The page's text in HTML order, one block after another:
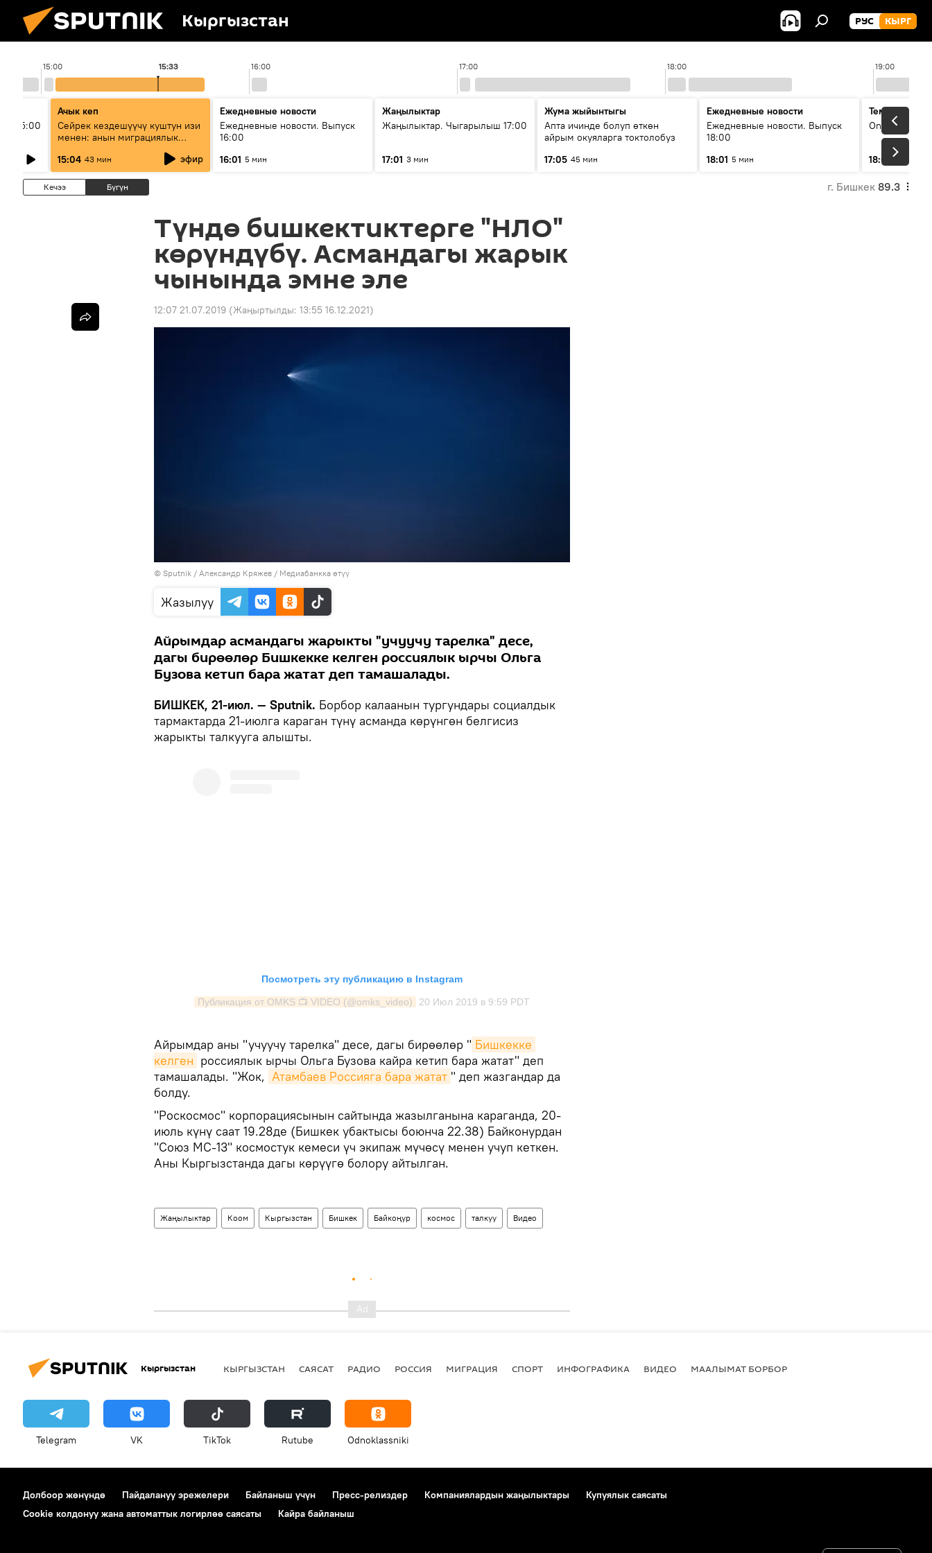
Кыргызстан РУС КЫРГ
15:00 16:00 17:00 18:00 19:00
15:33
15:00
Ачык кеп
Сейрек кездешүүчү куштун изи
менен: анын миграциялык
жолу эмнеден кабар берет?
15:04 43 мин эфир
Ежедневные новости
Ежедневные новости. Выпуск
16:00
16:01 5 мин
Жаңылыктар
Жаңылыктар. Чыгарылыш 17:00
17:01 3 мин
Жума жыйынтыгы
Апта ичинде болуп өткөн
айрым окуяларга токтолобуз
17:05 45 мин
Ежедневные новости
Ежедневные новости. Выпуск
18:00
18:01 5 мин
Тема дня
On air
18:07
Кечээ Бүгүн г. Бишкек 89.3
Түндө бишкектиктерге "НЛО"
көрүндүбү. Асмандагы жарык
чынында эмне эле
12:07 21.07.2019 (Жаңыртылды: 13:55 16.12.2021)
© Sputnik / Александр Кряжев / Медиабанкка өтүү
Жазылуу
Айрымдар асмандагы жарыкты "учуучу тарелка" десе,
дагы бирөөлөр Бишкекке келген россиялык ырчы Ольга
Бузова кетип бара жатат деп тамашалады.
БИШКЕК, 21-июл. — Sputnik. Борбор калаанын тургундары социалдык
тармактарда 21-июлга караган түнү асманда көрүнгөн белгисиз
жарыкты талкууга алышты.
Посмотреть эту публикацию в Instagram
Публикация от OMKS 📺 VIDEO (@omks_video) 20 Июл 2019 в 9:59 PDT
Айрымдар аны "учуучу тарелка" десе, дагы бирөөлөр " Бишкекке
келген россиялык ырчы Ольга Бузова кайра кетип бара жатат" деп
тамашалады. "Жок, Атамбаев Россияга бара жатат " деп жазгандар да
болду.
"Роскосмос" корпорациясынын сайтында жазылганына караганда, 20-
июль күнү саат 19.28де (Бишкек убактысы боюнча 22.38) Байконурдан
"Союз МС-13" космостук кемеси үч экипаж мүчөсү менен учуп кеткен.
Аны Кыргызстанда дагы көрүүгө болору айтылган.
Жаңылыктар Коом Кыргызстан Бишкек Байкоңур космос талкуу Видео
Кыргызстан КЫРГЫЗСТАН САЯСАТ РАДИО РОССИЯ МИГРАЦИЯ СПОРТ ИНФОГРАФИКА ВИДЕО МААЛЫМАТ БОРБОР
Telegram VK ТikТоk Rutube Odnoklassniki
Долбоор жөнүндө Пайдалануу эрежелери Байланыш үчүн Пресс-релиздер Компаниялардын жаңылыктары
Купуялык саясаты
Cookie колдонуу жана автоматтык логирлөө саясаты
Кайра байланыш